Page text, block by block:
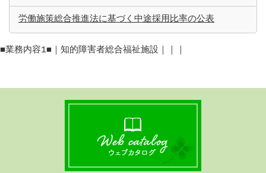
労働施策総合推進法に基づく中途採用比率の公表
■業務内容1■｜知的障害者総合福祉施設｜｜｜